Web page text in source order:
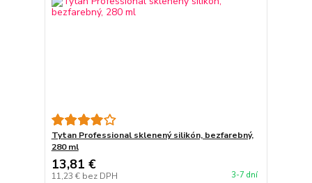
Tytan Professional sklenený silikón, bezfarebný,
280 ml
13,81 €
11,23 € bez DPH 3-7 dní